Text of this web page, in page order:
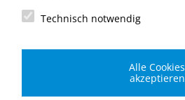
Spenglerartikel
Technisch notwendig
Alle Cookies
akzeptieren